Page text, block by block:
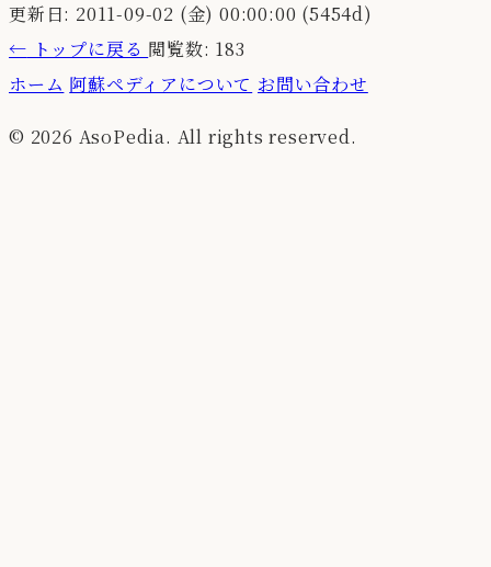
更新日: 2011-09-02 (金) 00:00:00 (5454d)
← トップに戻る 閲覧数: 183
ホーム 阿蘇ペディアについて お問い合わせ
© 2026 AsoPedia. All rights reserved.